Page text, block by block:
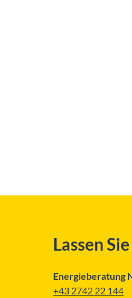
Lassen
Energieberatung
+43 2742 22 144